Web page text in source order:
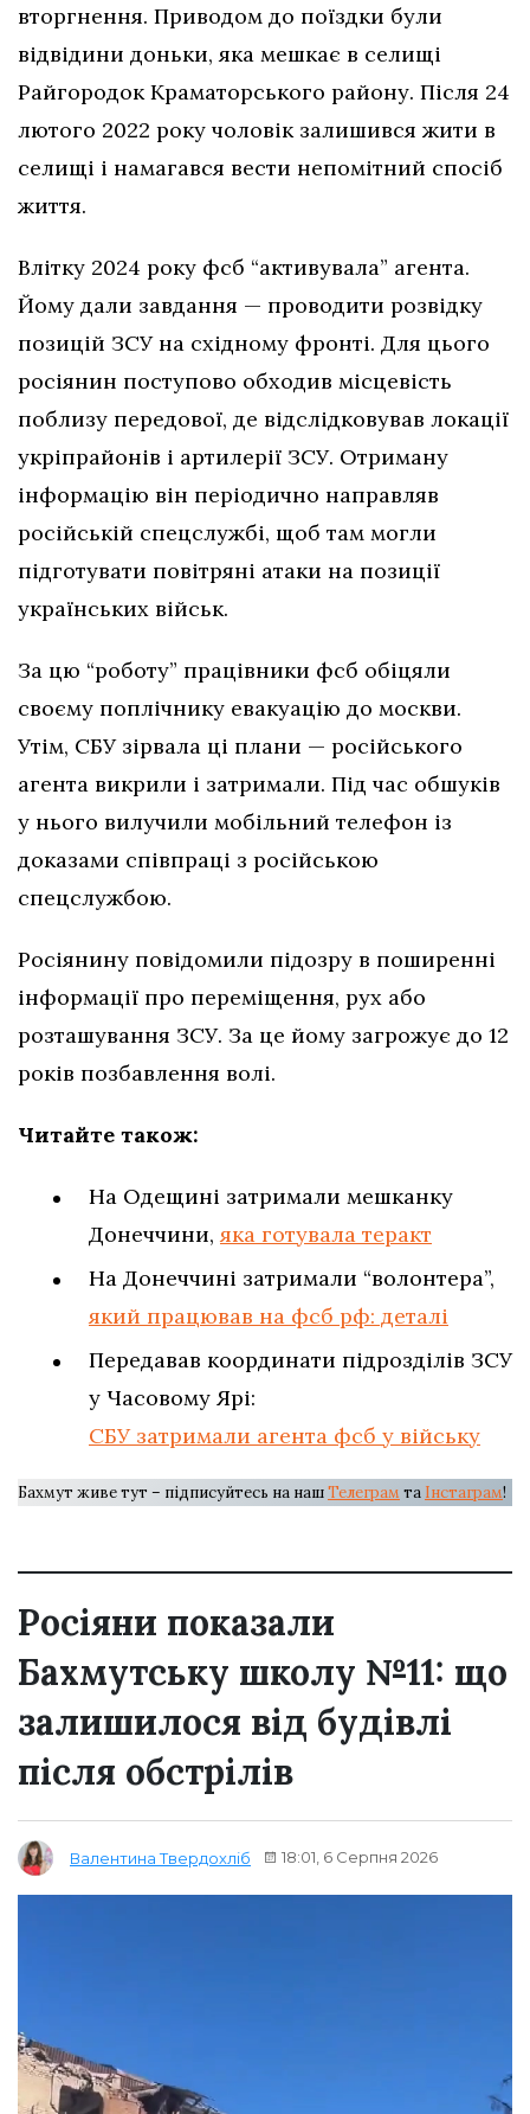
вторгнення. Приводом до поїздки були
відвідини доньки, яка мешкає в селищі
Райгородок Краматорського району. Після 24
лютого 2022 року чоловік залишився жити в
селищі і намагався вести непомітний спосіб
життя.
Влітку 2024 року фсб “активувала” агента.
Йому дали завдання — проводити розвідку
позицій ЗСУ на східному фронті. Для цього
росіянин поступово обходив місцевість
поблизу передової, де відслідковував локації
укріпрайонів і артилерії ЗСУ. Отриману
інформацію він періодично направляв
російській спецслужбі, щоб там могли
підготувати повітряні атаки на позиції
українських військ.
За цю “роботу” працівники фсб обіцяли
своєму поплічнику евакуацію до москви.
Утім, СБУ зірвала ці плани — російського
агента викрили і затримали. Під час обшуків
у нього вилучили мобільний телефон із
доказами співпраці з російською
спецслужбою.
Росіянину повідомили підозру в поширенні
інформації про переміщення, рух або
розташування ЗСУ. За це йому загрожує до 12
років позбавлення волі.
Читайте також:
На Одещині затримали мешканку
Донеччини,яка готувала теракт
На Донеччині затримали “волонтера”,
який працював на фсб рф: деталі
Передавав координати підрозділів ЗСУ
у Часовому Ярі:
СБУ затримали агента фсб у війську
Бахмут живе тут – підписуйтесь на нашТелеграм та Інстаграм!
Росіяни показали
Бахмутську школу №11: що
залишилося від будівлі
після обстрілів
Валентина Твердохліб 18:01, 6 Серпня 2026